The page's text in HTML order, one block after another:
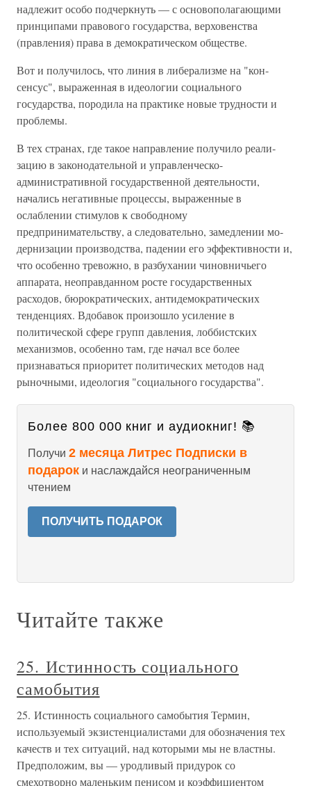
надле­жит особо подчеркнуть — с основополагающими
принципами правового государства, верховенства
(правления) права в демократическом обществе.
Вот и получилось, что линия в либерализме на "кон­
сенсус", выраженная в идеологии социального
государства, породила на практике новые трудности и
проблемы.
В тех странах, где такое направление получило реали­
зацию в законодательной и управленческо-
административной государственной деятельности,
начались негативные процессы, выраженные в
ослаблении стимулов к свободно­му
предпринимательству, а следовательно, замедлении мо­
дернизации производства, падении его эффективности и,
что особенно тревожно, в разбухании чиновничьего
аппара­та, неоправданном росте государственных
расходов, бюро­кратических, антидемократических
тенденциях. Вдобавок произошло усиление в
политической сфере групп давле­ния, лоббистских
механизмов, особенно там, где начал все более
признаваться приоритет политических методов над
рыночными, идеология "социального государства".
Более 800 000 книг и аудиокниг! 📚
Получи 2 месяца Литрес Подписки в
подарок и наслаждайся неограниченным
чтением
ПОЛУЧИТЬ ПОДАРОК
Читайте также
25. Истинность социального
самобытия
25. Истинность социального самобытия Термин,
используемый экзистенциалистами для обозначения тех
качеств и тех ситуаций, над которыми мы не властны.
Предположим, вы — уродливый придурок со
смехотворно маленьким пенисом и коэффициентом